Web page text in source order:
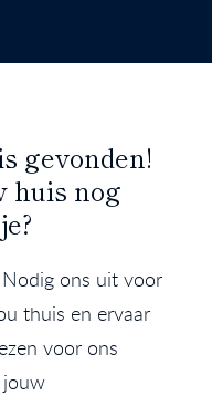
gevonden!
huis nog
ons uit voor
thuis en ervaar
voor ons
jouw